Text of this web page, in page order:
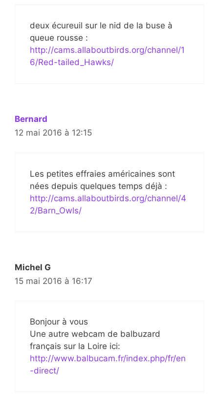
deux écureuil sur le nid de la buse à
queue rousse :
http://cams.allaboutbirds.org/channel/1
6/Red-tailed_Hawks/
Bernard
12 mai 2016 à 12:15
Les petites effraies américaines sont
nées depuis quelques temps déjà :
http://cams.allaboutbirds.org/channel/4
2/Barn_Owls/
Michel G
15 mai 2016 à 16:17
Bonjour à vous
Une autre webcam de balbuzard
français sur la Loire ici:
http://www.balbucam.fr/index.php/fr/en
-direct/